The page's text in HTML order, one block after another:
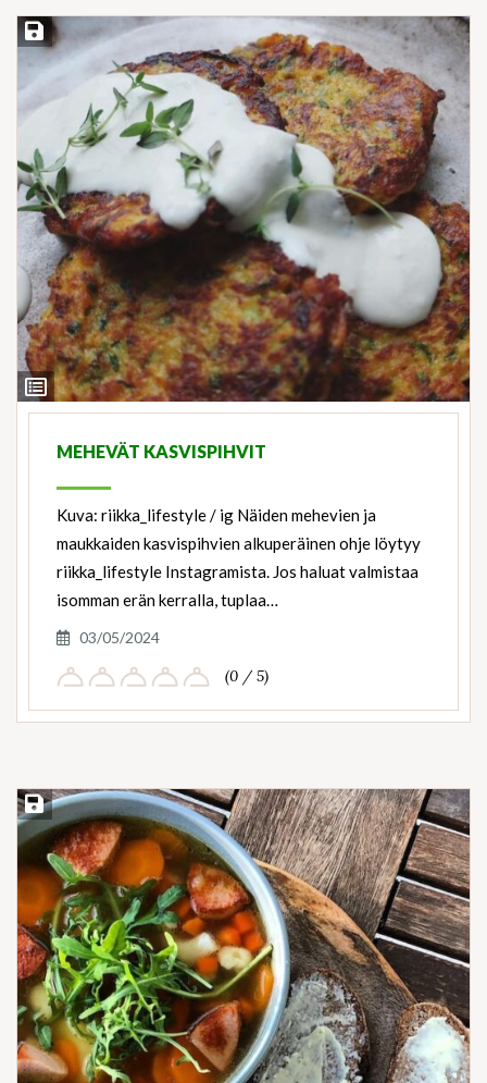
View
Ingredients
Save Recipe
MEHEVÄT KASVISPIHVIT
Kuva: riikka_lifestyle / ig Näiden mehevien ja
maukkaiden kasvispihvien alkuperäinen ohje löytyy
riikka_lifestyle Instagramista. Jos haluat valmistaa
isomman erän kerralla, tuplaa…
03/05/2024
(0 / 5)
Save Recipe